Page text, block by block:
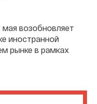
возобновляет
иностранной
рынке в рамках